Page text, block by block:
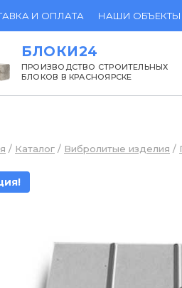
И ОПЛАТА НАШИ ОБЪЕКТЫ
БЛОКИ24
ПРОИЗВОДСТВО СТРОИТЕЛЬНЫХ
БЛОКОВ В КРАСНОЯРСКЕ
/ Каталог / Вибролитые изделия /